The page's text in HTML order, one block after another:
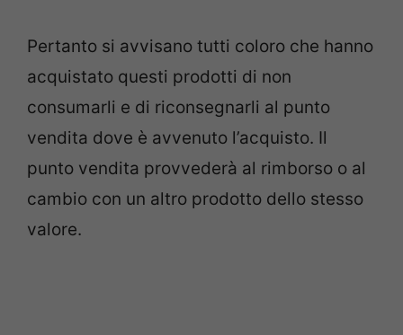
Pertanto si avvisano tutti coloro che hanno
acquistato questi prodotti di non
consumarli e di riconsegnarli al punto
vendita dove è avvenuto l’acquisto. Il
punto vendita provvederà al rimborso o al
cambio con un altro prodotto dello stesso
valore.